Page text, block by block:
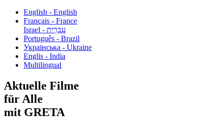
English - English
Français - France
עִבְרִית - Israel
Português - Brazil
Українська - Ukraine
Englis - India
Multilingual
Aktuelle Filme
für Alle
mit GRETA